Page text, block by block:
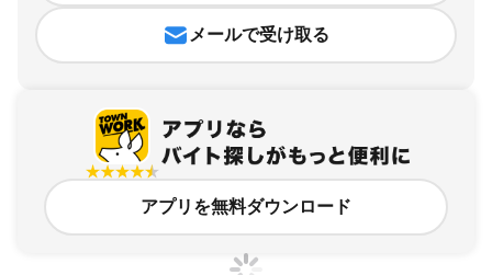
メールで受け取る
アプリを無料ダウンロード